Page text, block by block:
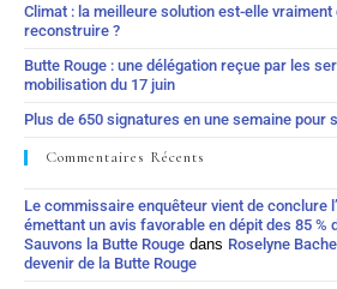
Climat : la meilleure solution est-elle
reconstruire ?
Butte Rouge : une délégation reçue par les
mobilisation du 17 juin
Plus de 650 signatures en une semaine pour
Commentaires Récents
Le commissaire enquêteur vient de conclure
émettant un avis favorable en dépit des 85 %
Sauvons la Butte Rouge dans Roselyne
devenir de la Butte Rouge